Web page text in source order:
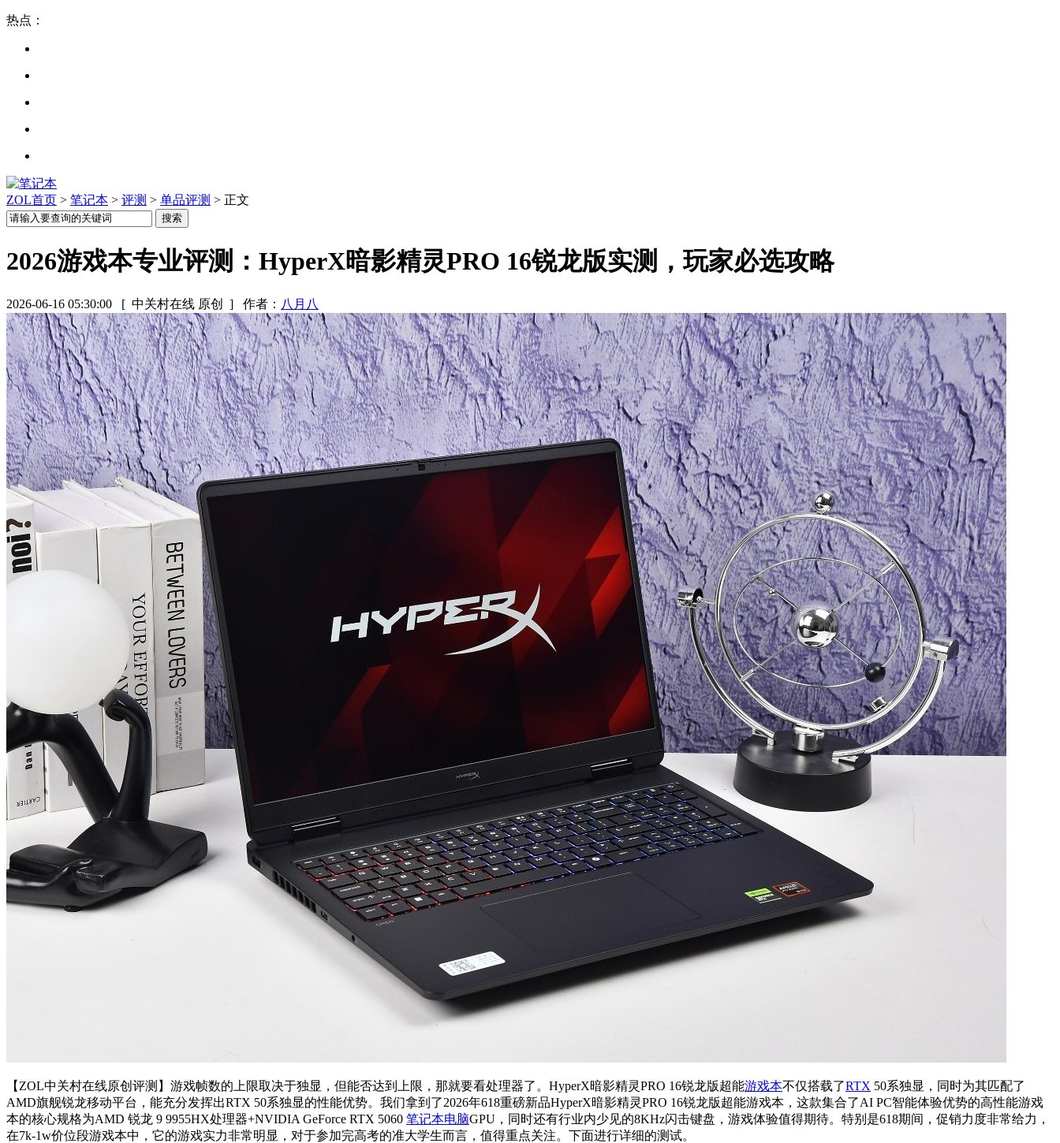
热点：
ZOL首页 > 笔记本 > 评测 > 单品评测 > 正文
2026游戏本专业评测：HyperX暗影精灵PRO 16锐龙版实测，玩家必选攻略
2026-06-16 05:30:00 [ 中关村在线 原创 ] 作者： 八月八
【ZOL中关村在线原创评测】游戏帧数的上限取决于独显，但能否达到上限，那就要看处理器了。 HyperX暗影精灵PRO 16锐龙版超能游戏本不仅搭载了RTX 50系独显，同时为其匹配了
AMD旗舰锐龙移动平台，能充分发挥出RTX 50系独显的性能优势。我们拿到了2026年618重磅新品HyperX暗影精灵PRO 16锐龙版超能游戏本 ，这款集合了AI PC智能体验优势的高性能游戏
本的核心规格为AMD 锐龙 9 9955HX处理器+NVIDIA GeForce RTX 5060 笔记本电脑GPU，同时还有行业内少见的8KHz闪击键盘 ，游戏体验值得期待。特别是618期间，促销力度非常给力，
在7k-1w价位段游戏本中，它的游戏实力非常明显，对于参加完高考的准大学生而言，值得重点关注。下面进行详细的测试。